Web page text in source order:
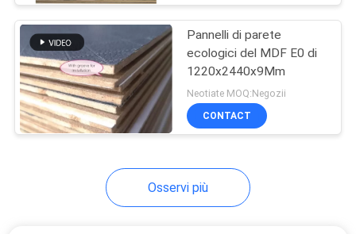
Il PVC ha laminato il
bordo del MDF
Pannelli di parete
ecologici del MDF E0 di
1220x2440x9Mm
Neotiate MOQ:Negozii
CONTACT
Osservi più